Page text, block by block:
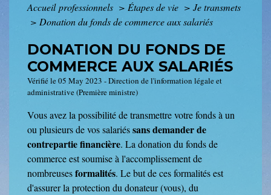
Accueil professionnels > Étapes de vie > Je transmets
> Donation du fonds de commerce aux salariés
DONATION DU FONDS DE
COMMERCE AUX SALARIÉS
Vérifié le 05 May 2023 - Direction de l'information légale et
administrative (Première ministre)
Vous avez la possibilité de transmettre votre fonds à un
ou plusieurs de vos salariéssans demander de
contrepartie financière. La donation du fonds de
commerce est soumise à l'accomplissement de
nombreusesformalités. Le but de ces formalités est
d'assurer la protection du donateur (vous), du